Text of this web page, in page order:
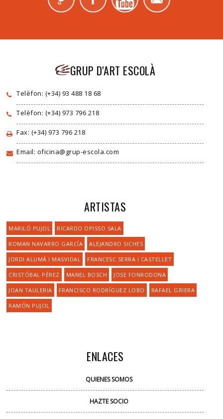
GRUP D'ART ESCOLÀ
Telèfon: (+34) 93 488 18 68
Telèfon: (+34) 973 796 218
Fax: (+34) 973 796 218
Email: oficina@grup-escola.com
ARTISTAS
MARILÓ PUJOL RICARDO OPISSO SALA
ROMAN NAVARRO GARCÍA ALEJANDRO SICHES
JORDI ALUMÀ I MASVIDAL FRANCESC SERRA I CASTELLET
CRISTÓBAL PÉREZ MANEL BOSCH JOSE FONRODONA
JOAN TAULERIA FRANCISCO RODRÍGUEZ LOBO RAFAEL GRIERA
RAMÓN PUJOL
ENLACES
QUIENES SOMOS
HAZTE SOCIO